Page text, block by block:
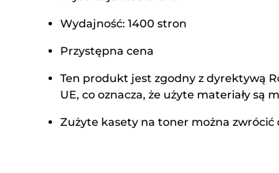
Wydajność: 1400 stron
Przystępna cena
Ten produkt jest zgodny z dyrektywą
UE, co oznacza, że użyte materiały
Zużyte kasety na toner można zwrócić